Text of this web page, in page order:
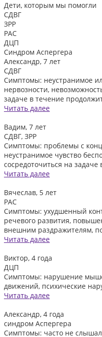
Дети, которым мы помогли
СДВГ
ЗРР
РАС
ДЦП
Синдром Аспергера
Александр, 7 лет
СДВГ
Симптомы: неустранимое
нервозности,
задаче в течение
Читать далее
Вадим, 7 лет
СДВГ, ЗРР
Симптомы: проблемы с
неустранимое чувство
сосредоточиться на
Читать далее
Вячеслав, 5 лет
РАС
Симптомы: ухудшенный
речевого развития,
внешним раздражителям,
Читать далее
Виктор, 4 года
ДЦП
Симптомы: нарушение
движений, психические
Читать далее
Александр, 4 года
синдром Аспергера
Симптомы: часто не слышал